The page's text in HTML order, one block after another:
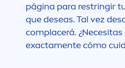
página para restringir
que deseas. Tal vez
complacerá.
exactamente cómo